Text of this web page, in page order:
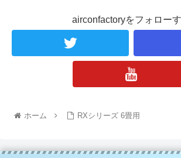
airconfactoryをフォロー
ホーム RXシリーズ 6畳用